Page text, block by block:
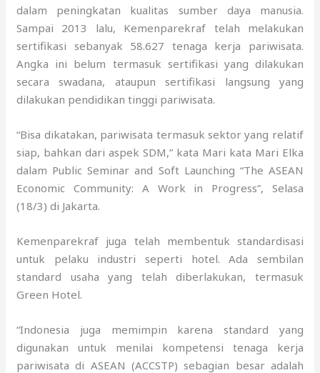
dalam peningkatan kualitas sumber daya manusia.
Sampai 2013 lalu, Kemenparekraf telah melakukan
sertifikasi sebanyak 58.627 tenaga kerja pariwisata.
Angka ini belum termasuk sertifikasi yang dilakukan
secara swadana, ataupun sertifikasi langsung yang
dilakukan pendidikan tinggi pariwisata.
“Bisa dikatakan, pariwisata termasuk sektor yang relatif
siap, bahkan dari aspek SDM,” kata Mari kata Mari Elka
dalam Public Seminar and Soft Launching “The ASEAN
Economic Community: A Work in Progress”, Selasa
(18/3) di Jakarta.
Kemenparekraf juga telah membentuk standardisasi
untuk pelaku industri seperti hotel. Ada sembilan
standard usaha yang telah diberlakukan, termasuk
Green Hotel.
“Indonesia juga memimpin karena standard yang
digunakan untuk menilai kompetensi tenaga kerja
pariwisata di ASEAN (ACCSTP) sebagian besar adalah